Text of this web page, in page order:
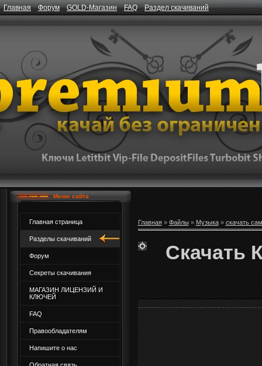
Главная Форум GOLD-Магазин FAQ Раздел скачиваний
Меню сайта
Главная страница
Разделы скачиваний
Форум
Секреты скачивания
МАГАЗИН ЛИЦЕНЗИЙ И
КЛЮЧЕЙ
FAQ
Правообладателям
Напишите о нас
Главная» Файлы» Музыка» скачать
Скачать